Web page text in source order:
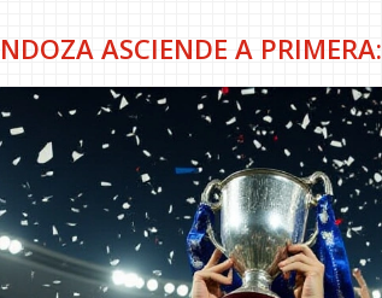
ASCIENDE A